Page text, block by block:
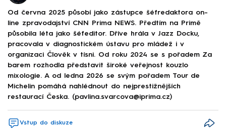
Od června 2025 působí jako zástupce šéfredaktora on-
line zpravodajství CNN Prima NEWS. Předtím na Primě
působila léta jako šéfeditor. Dříve hrála v Jazz Docku,
pracovala v diagnostickém ústavu pro mládež i v
organizaci Člověk v tísni. Od roku 2024 se s pořadem Za
barem rozhodla představit široké veřejnost kouzlo
mixologie. A od ledna 2026 se svým pořadem Tour de
Michelin pomáhá nahlédnout do nejprestižnějších
restaurací Česka. (pavlina.svarcova@iprima.cz)
Vstup do diskuze